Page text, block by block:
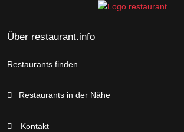
Über restaurant.info
Restaurants finden
Restaurants in der Nähe
Kontakt